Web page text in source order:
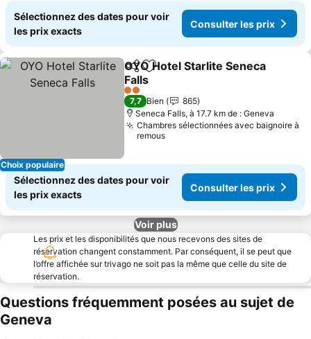
Sélectionnez des dates pour voir
les prix exacts
Consulter les prix
Choix populaire
PartagerAjouter à mes favoris
OYO Hotel Starlite Seneca
Falls
2 Étoiles
7,7 Bien
865
Seneca Falls, à 17.7 km de : Geneva
Chambres sélectionnées avec baignoire à
remous
Sélectionnez des dates pour voir
les prix exacts
Consulter les prix
Voir plus
Les prix et les disponibilités que nous recevons des sites de
réservation changent constamment. Par conséquent, il se peut que
l’offre affichée sur trivago ne soit pas la même que celle du site de
réservation.
Questions fréquemment posées au sujet de
Geneva